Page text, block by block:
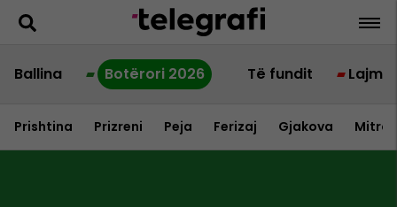
Ballina Botërori 2026 Të fundit Lajme
Prishtina Prizreni Peja Ferizaj Gjakova